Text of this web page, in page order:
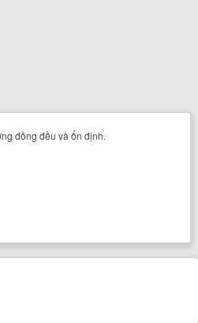
đồng đều và ổn định.